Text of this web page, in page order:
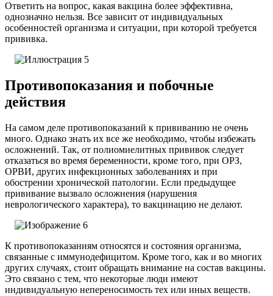
Ответить на вопрос, какая вакцина более эффективна,
однозначно нельзя. Все зависит от индивидуальных
особенностей организма и ситуации, при которой требуется
прививка.
Противопоказания и побочные
действия
На самом деле противопоказаний к прививанию не очень
много. Однако знать их все же необходимо, чтобы избежать
осложнений. Так, от полиомиелитных прививок следует
отказаться во время беременности, кроме того, при ОРЗ,
ОРВИ, других инфекционных заболеваниях и при
обострении хронической патологии. Если предыдущее
прививание вызвало осложнения (нарушения
неврологического характера), то вакцинацию не делают.
К противопоказаниям относятся и состояния организма,
связанные с иммунодефицитом. Кроме того, как и во многих
других случаях, стоит обращать внимание на состав вакцины.
Это связано с тем, что некоторые люди имеют
индивидуальную непереносимость тех или иных веществ.